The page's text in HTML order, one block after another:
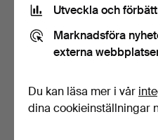
2 bud
Utveckla och
Marknadsföra
externa
Du kan läsa mer i vår
dina cookieinställningar